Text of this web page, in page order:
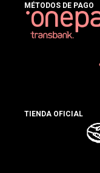
MÉTODOS DE PAGO
TIENDA OFICIAL